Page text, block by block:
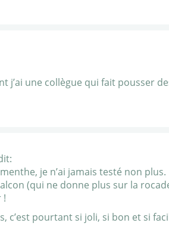
j’ai une collègue qui fait pousser
je n’ai jamais testé non plus.
(qui ne donne plus sur la
!
c’est pourtant si joli, si bon et si